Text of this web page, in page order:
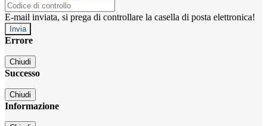
E-mail inviata, si prega di controllare la casella di posta elettronica!
Errore
Chiudi
Successo
Chiudi
Informazione